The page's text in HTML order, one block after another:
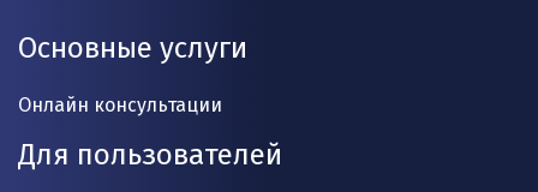
Основные услуги
Онлайн консультации
Для пользователей